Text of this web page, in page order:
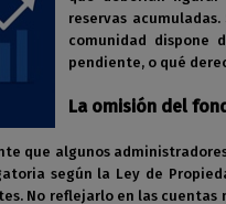
reservas
comunidad dispone
pendiente, o qué
La omisión del
que algunos
según la Ley de
No reflejarlo en las